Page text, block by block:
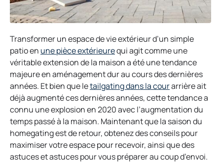
Transformer un espace de vie extérieur d’un simple
patio en une pièce extérieureo
p
e
n
s
i
n
a
n
e
qui agit comme une
véritable extension de la maison a été une tendance
majeure en aménagement dur au cours des dernières
années. Et bien que letailgating dans la couro
p
e
n
s
i
n
arrière ait
déjà augmenté ces dernières années, cette tendance a
connu une explosion en 2020 avec l’augmentation du
temps passé à la maison. Maintenant que la saison du
homegating est de retour, obtenez des conseils pour
maximiser votre espace pour recevoir, ainsi que des
astuces et astuces pour vous préparer au coup d’envoi.